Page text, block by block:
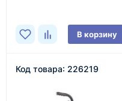
В корзину
Код товара: 226219